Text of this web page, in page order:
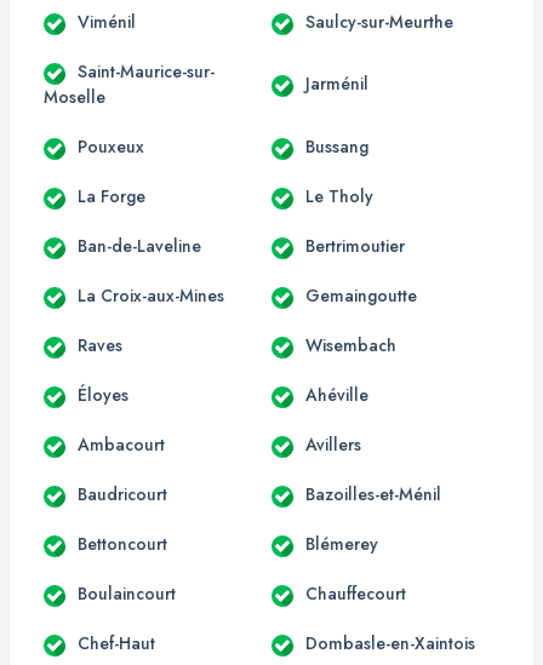
Viménil Saulcy-sur-Meurthe
Saint-Maurice-sur-
Moselle
Jarménil
Pouxeux Bussang
La Forge Le Tholy
Ban-de-Laveline Bertrimoutier
La Croix-aux-Mines Gemaingoutte
Raves Wisembach
Éloyes Ahéville
Ambacourt Avillers
Baudricourt Bazoilles-et-Ménil
Bettoncourt Blémerey
Boulaincourt Chauffecourt
Chef-Haut Dombasle-en-Xaintois